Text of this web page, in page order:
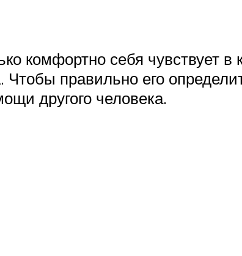
комфортно себя чувствует в
Чтобы правильно его
другого человека.